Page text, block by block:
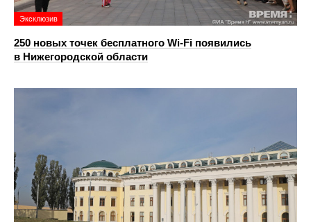
Эксклюзив
250 новых точек бесплатного Wi-Fi появились
в Нижегородской области